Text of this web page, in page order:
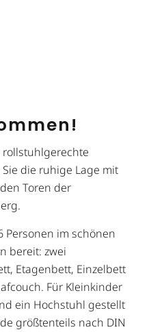
die ruhige Lage mit
Toren der
Personen im schönen
bereit: zwei
Etagenbett, Einzelbett
Für Kleinkinder
ein Hochstuhl gestellt
größtenteils nach DIN